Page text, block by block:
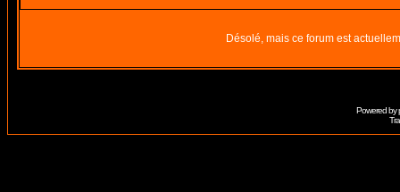
Désolé, mais ce forum est
Powered by